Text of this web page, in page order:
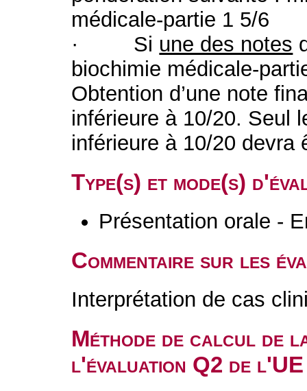
médicale-partie 1 5/6
· Si une des notes
biochimie médicale-
Obtention d’une note
inférieure à 10/20. Seul
inférieure à 10/20
Type(s) et mode(s)
Présentation orale -
Commentaire sur les
Interprétation de cas
Méthode de calcul de
l'évaluation Q2 de l'UE